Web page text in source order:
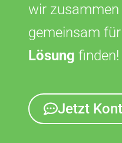
wir
gemeinsam
Lösung finden!
Jetzt